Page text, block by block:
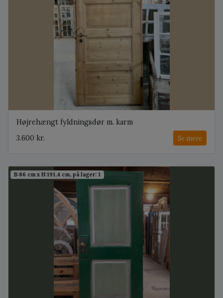
Højrehængt fyldningsdør m. karm
3.600 kr.
Se mere
B:86 cm x H:191,4 cm, på lager: 1